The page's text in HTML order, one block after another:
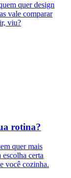
quer design
vale comparar
viu?
rotina?
quer mais
escolha certa
você cozinha.